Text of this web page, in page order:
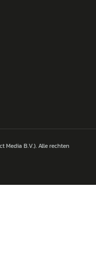
Media B.V.). Alle rechten